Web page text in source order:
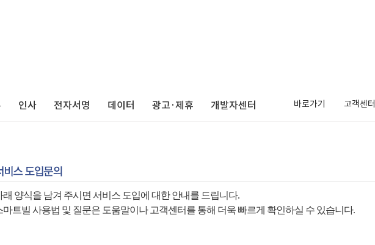
인사 전자서명 데이터 광고·제휴 개발자센터 바로가기 고객센터
래 양식을 남겨 주시면 서비스 도입에 대한 안내를 드립니다.
마트빌 사용법 및 질문은 도움말이나 고객센터를 통해 더욱 빠르게 확인하실 수 있습니다.